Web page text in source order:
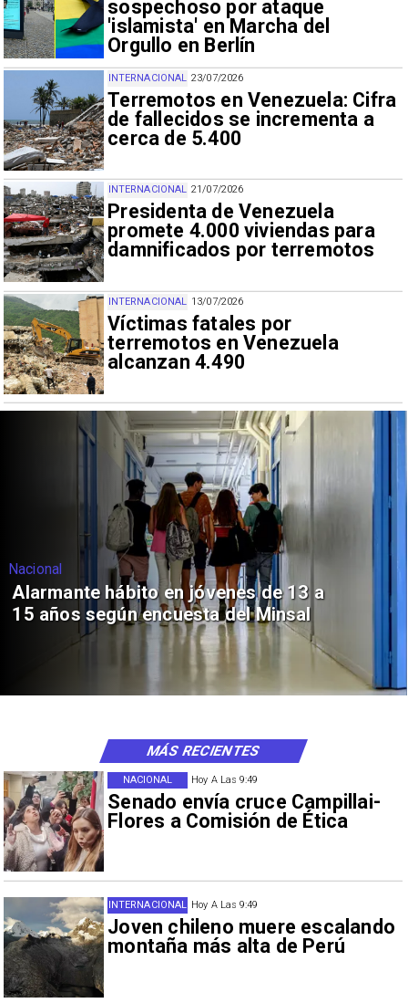
sospechoso por ataque
'islamista' en Marcha del
Orgullo en Berlín
23/07/2026
Terremotos en Venezuela: Cifra
de fallecidos se incrementa a
cerca de 5.400
INTERNACIONAL
21/07/2026
Presidenta de Venezuela
promete 4.000 viviendas para
damnificados por terremotos
INTERNACIONAL
13/07/2026
Víctimas fatales por
terremotos en Venezuela
alcanzan 4.490
INTERNACIONAL
Nacional
Alarmante hábito en jóvenes de 13 a
15 años según encuesta del Minsal
Hoy A Las 9:49
Senado envía cruce Campillai-
Flores a Comisión de Ética
NACIONAL
Hoy A Las 9:49
Joven chileno muere escalando
montaña más alta de Perú
INTERNACIONAL
MÁS RECIENTES